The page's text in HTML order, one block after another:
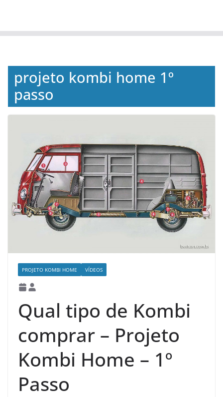
projeto kombi home 1º
passo
PROJETO KOMBI HOME VÍDEOS
Qual tipo de Kombi
comprar – Projeto
Kombi Home – 1º
Passo